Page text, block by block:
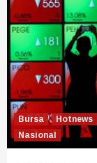
Bursa
Hotnews
Nasional